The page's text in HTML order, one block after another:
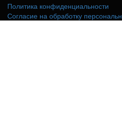
Политика конфиденциальности
Согласие на обработку